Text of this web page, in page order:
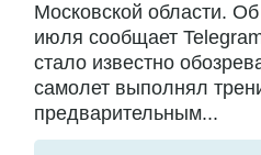
Московской области. Об
июля сообщает
стало известно
самолет выполнял
предварительным...